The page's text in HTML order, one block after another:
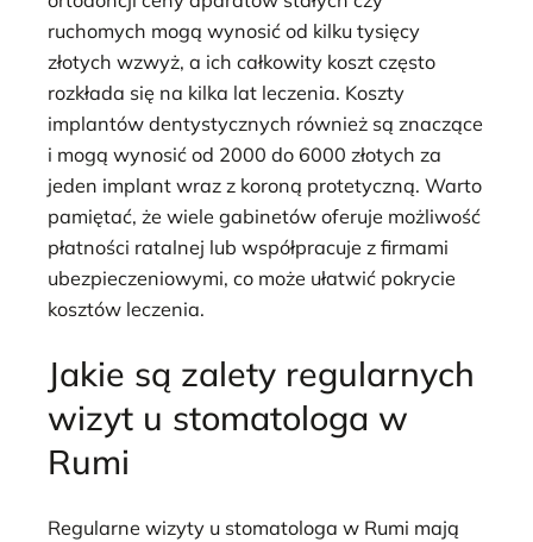
ruchomych mogą wynosić od kilku tysięcy
złotych wzwyż, a ich całkowity koszt często
rozkłada się na kilka lat leczenia. Koszty
implantów dentystycznych również są znaczące
i mogą wynosić od 2000 do 6000 złotych za
jeden implant wraz z koroną protetyczną. Warto
pamiętać, że wiele gabinetów oferuje możliwość
płatności ratalnej lub współpracuje z firmami
ubezpieczeniowymi, co może ułatwić pokrycie
kosztów leczenia.
Jakie są zalety regularnych
wizyt u stomatologa w
Rumi
Regularne wizyty u stomatologa w Rumi mają